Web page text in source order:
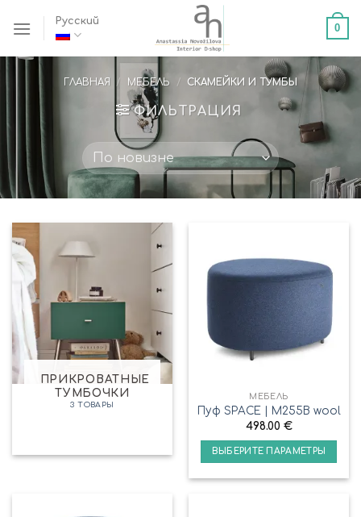
Русский
0
ГЛАВНАЯ / МЕБЕЛЬ / СКАМЕЙКИ И ТУМБЫ
ФИЛЬТРАЦИЯ
ПРИКРОВАТНЫЕ
ТУМБОЧКИ
3 ТОВАРЫ
МЕБЕЛЬ
Пуф SPACE | M255B wool
498.00 €
ВЫБЕРИТЕ ПАРАМЕТРЫ